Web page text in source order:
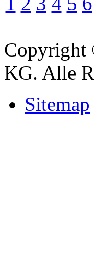
Copyright
KG. Alle
Sitemap